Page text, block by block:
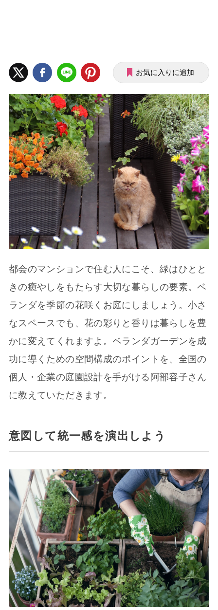
お気に入りに追加
都会のマンションで住む人にこそ、緑はひとと
きの癒やしをもたらす大切な暮らしの要素。ベ
ランダを季節の花咲くお庭にしましょう。小さ
なスペースでも、花の彩りと香りは暮らしを豊
かに変えてくれますよ。ベランダガーデンを成
功に導くための空間構成のポイントを、全国の
個人・企業の庭園設計を手がける阿部容子さん
に教えていただきます。
意図して統一感を演出しよう